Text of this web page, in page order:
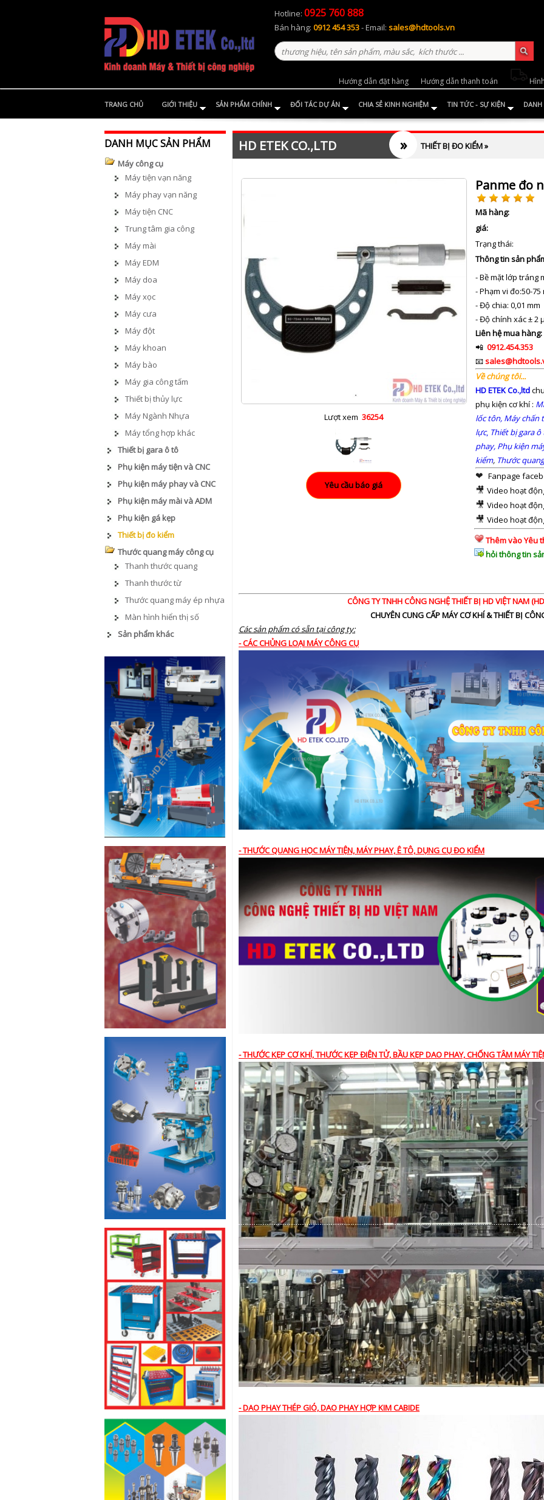
Hotline: 0925 760 888
Bán hàng: 0912 454 353- Email: sales@hdtools.vn
Hướng dẫn đặt hàng Hướng dẫn thanh toán
TRANG CHỦ GIỚI THIỆU SẢN PHẨM CHÍNH ĐỐI TÁC DỰ ÁN CHIA SẺ KINH NGHIỆM TIN TỨC - SỰ KIỆN
DANH MỤC SẢN PHẨM
Máy công cụ
Máy tiện vạn năng
Máy phay vạn năng
Máy tiện CNC
Trung tâm gia công
Máy mài
Máy EDM
Máy doa
Máy xọc
Máy cưa
Máy đột
Máy khoan
Máy bào
Máy gia công tấm
Thiết bị thủy lực
Máy Ngành Nhựa
Máy tổng hợp khác
Thiết bị gara ô tô
Phụ kiện máy tiện và CNC
Phụ kiện máy phay và CNC
Phụ kiện máy mài và ADM
Phụ kiện gá kẹp
Thiết bị đo kiểm
Thước quang máy công cụ
Thanh thước quang
Thanh thước từ
Thước quang máy ép nhựa
Màn hình hiển thị số
Sản phẩm khác
HD ETEK CO.,LTD » THIẾT BỊ ĐO KIỂM»
Lượt xem 36254
Panme đo
Mã hàng:
giá:
Trạng thái:
Thông tin sản
- Bề mặt lớp tráng
- Phạm vi đo:50-75
- Độ chia: 0,01 mm
- Độ chính xác ± 2
Liên hệ mua hàng:
📲 0912.454.353
📧
Về chúng tôi...
HD ETEK Co.,ltd
phụ kiện cơ khí :
lốc tôn, Máy chấn
lực, Thiết bị gara ô
phay, Phụ kiện
kiểm, Thước
❤ Fanpage
🎥 Video hoạt
🎥 Video hoạt
🎥 Video hoạt
Thêm vào Yêu
hỏi thông tin
CÔNG TY TNHH CÔNG NGHỆ THIẾT BỊ HD VIỆT NAM
CHUYÊN CUNG CẤP MÁY CƠ KHÍ & THIẾT BỊ
Các sản phẩm có sẵn tại công ty:
- CÁC CHỦNG LOẠI MÁY CÔNG CỤ
- THƯỚC QUANG HỌC MÁY TIỆN, MÁY PHAY, Ê TÔ, DỤNG CỤ ĐO KIỂM
- THƯỚC KẸP CƠ KHÍ, THƯỚC KẸP ĐIỆN TỬ, BẦU KẸP DAO PHAY, CHỐNG TÂM MÁY
- DAO PHAY THÉP GIÓ, DAO PHAY HỢP KIM CABIDE